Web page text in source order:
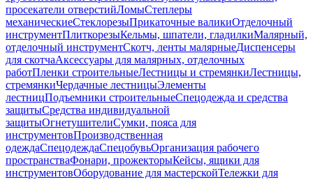
просекатели отверстийЛомыСтеплеры
механическиеСтеклорезыПрикаточные валикиОтделочный
инструментПлиткорезыКельмы, шпатели, гладилкиМалярный,
отделочный инструментСкотч, ленты малярныеДиспенсеры
для скотчаАксессуары для малярных, отделочных
работПленки строительныеЛестницы и стремянкиЛестницы,
стремянкиЧердачные лестницыЭлементы
лестницПодъемники строительныеСпецодежда и средства
защитыСредства индивидуальной
защитыОгнетушителиСумки, пояса для
инструментовПроизводственная
одеждаСпецодеждаСпецобувьОрганизация рабочего
пространстваФонари, прожекторыКейсы, ящики для
инструментовОборудование для мастерскойТележки для